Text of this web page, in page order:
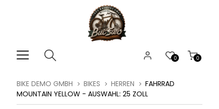
0
0
BIKE DEMO GMBH BIKES HERREN
FAHRRAD
MOUNTAIN YELLOW - AUSWAHL: 25 ZOLL